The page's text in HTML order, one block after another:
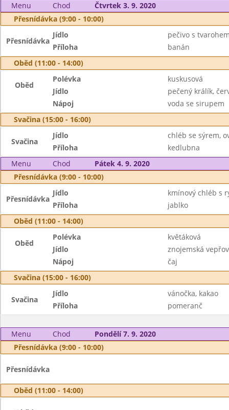
Menu
Chod
Čtvrtek 3. 9. 2020
Přesnídávka (9:00 - 10:00)
Přesnídávka
Jídlo
pečivo s
Příloha
banán
Oběd (11:00 - 14:00)
Oběd
Polévka
kuskusová
Jídlo
pečený králík,
Nápoj
voda se sirupem
Svačina (15:00 - 16:00)
Svačina
Jídlo
chléb se sýrem,
Příloha
kedlubna
Menu
Chod
Pátek 4. 9. 2020
Přesnídávka (9:00 - 10:00)
Přesnídávka
Jídlo
kmínový chléb s
Příloha
jablko
Oběd (11:00 - 14:00)
Oběd
Polévka
květáková
Jídlo
znojemská
Nápoj
čaj
Svačina (15:00 - 16:00)
Svačina
Jídlo
vánočka, kakao
Příloha
pomeranč
Menu Chod
Pondělí 7. 9. 2020
Přesnídávka (9:00 - 10:00)
Přesnídávka
Oběd (11:00 - 14:00)